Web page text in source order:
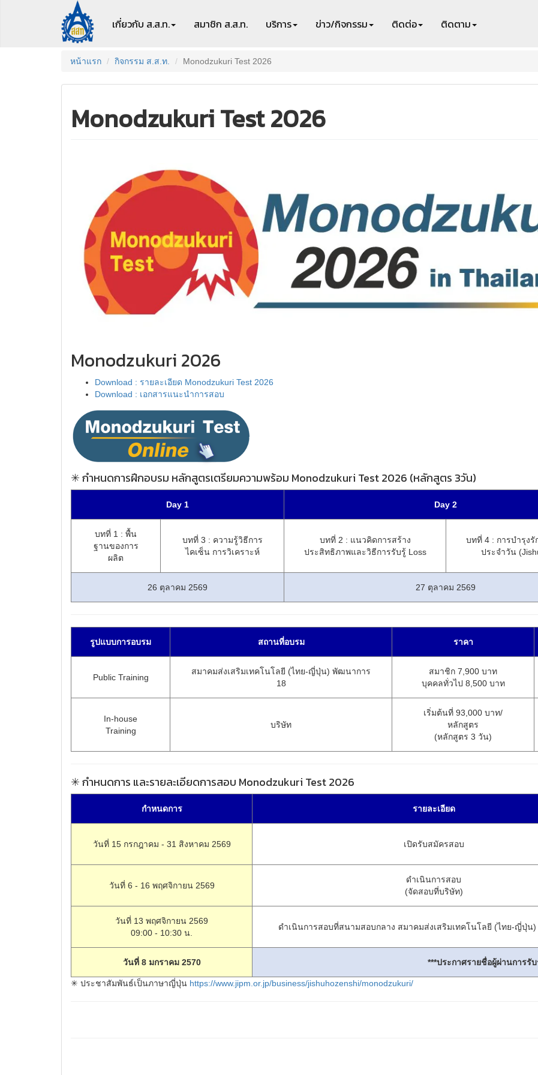
เกี่ยวกับ ส.ส.ท. สมาชิก ส.ส.ท. บริการ ข่าว/กิจกรรม ติดต่อ ติดตาม
หน้าแรก กิจกรรม ส.ส.ท. Monodzukuri Test 2026
Monodzukuri Test 2026
Monodzukuri 2026
Download : รายละเอียด Monodzukuri Test 2026
Download : เอกสารแนะนำการสอบ
✳ กำหนดการฝึกอบรม หลักสูตรเตรียมความพร้อม Monodzukuri Test 2026 (หลักสูตร 3วัน)
Day 1 Day 2
บทที่ 1 : พื้น
ฐานของการ
ผลิต
บทที่ 3 : ความรู้วิธีการ
ไคเซ็น การวิเคราะห์
บทที่ 2 : แนวคิดการสร้าง
ประสิทธิภาพและวิธีการรับรู้ Loss
บทที่ 4 : การบำรุงรั
ประจำวัน
26 ตุลาคม 2569 27 ตุลาคม 2569
รูปแบบการอบรม สถานที่อบรม ราคา
Public Training
สมาคมส่งเสริมเทคโนโลยี (ไทย-ญี่ปุ่น) พัฒนาการ
18
สมาชิก 7,900 บาท
บุคคลทั่วไป 8,500 บาท
In-house
Training
บริษัท
เริ่มต้นที่ 93,000 บาท/
หลักสูตร
(หลักสูตร 3 วัน)
✳ กำหนดการ และรายละเอียดการสอบ Monodzukuri Test 2026
กำหนดการ รายละเอียด
วันที่ 15 กรกฎาคม - 31 สิงหาคม 2569 เปิดรับสมัครสอบ
วันที่ 6 - 16 พฤศจิกายน 2569
ดำเนินการสอบ
(จัดสอบที่บริษัท)
วันที่ 13 พฤศจิกายน 2569
09:00 - 10:30 น.
ดำเนินการสอบที่สนามสอบกลาง สมาคมส่งเสริมเทคโนโลยี (ไทย-ญี่ปุ่น
วันที่ 8 มกราคม 2570 ***ประกาศรายชื่อผู้ผ่านการรับ
✳ ประชาสัมพันธ์เป็นภาษาญี่ปุ่น https://www.jipm.or.jp/business/jishuhozenshi/monodzukuri/